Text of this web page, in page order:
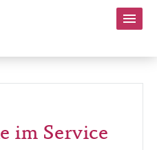
im Service